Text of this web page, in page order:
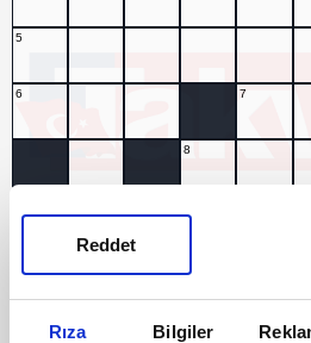
Rıza Bilgiler
Reddet